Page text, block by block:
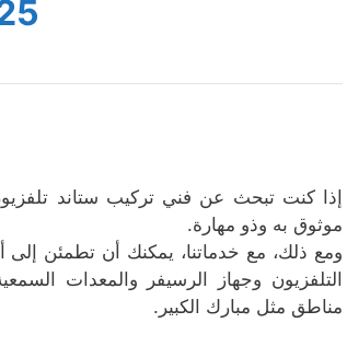
إذا كنت تبحث عن فني تركيب ستاند
موثوق به وذو مهارة.
ومع ذلك، مع خدماتنا، يمكنك أن تطمئن إلى
التلفزيون وجهاز الرسيفر والمعدات
مناطق مثل مبارك الكبير.